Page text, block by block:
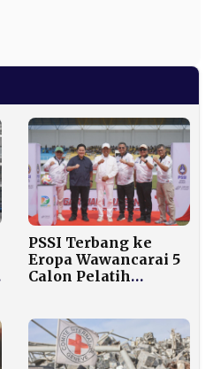
PSSI Terbang ke
Eropa Wawancarai 5
Calon Pelatih